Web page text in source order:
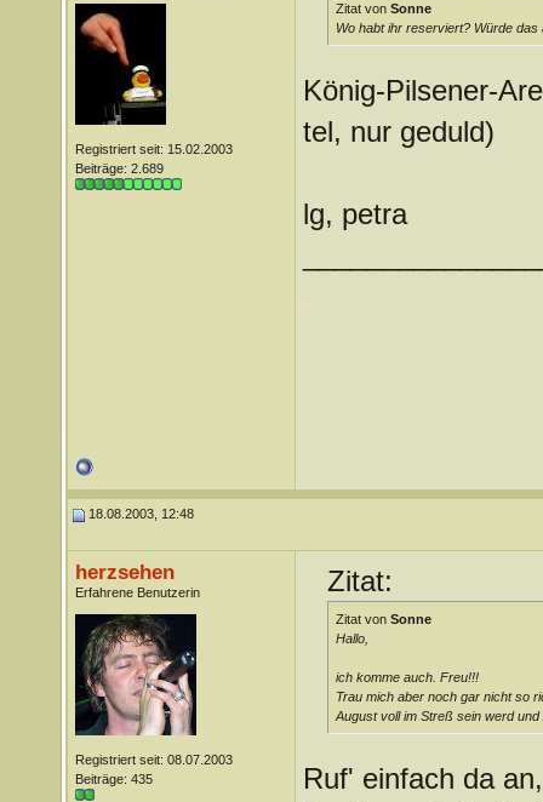
Registriert seit: 15.02.2003
Beiträge: 2.689
Zitat von Sonne
Wo habt ihr reserviert? Würde
König-Pilsener-
tel, nur geduld)
lg, petra
18.08.2003, 12:48
herzsehen
Erfahrene Benutzerin
Registriert seit: 08.07.2003
Beiträge: 435
Zitat:
Zitat von Sonne
Hallo,
ich komme auch. Freu!!!
Trau mich aber noch gar nicht so
August voll im Streß sein werd
Ruf' einfach da